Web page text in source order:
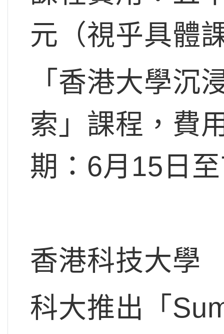
元（視乎具體
「香港大學沉
索」課程，費
期：6月15日
香港科技大學
科大推出「